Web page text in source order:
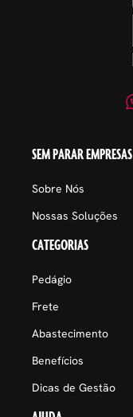
SEM PARAR EMPRESAS
Sobre Nós
Nossas Soluções
CATEGORIAS
Pedágio
Frete
Abastecimento
Benefícios
Dicas de Gestão